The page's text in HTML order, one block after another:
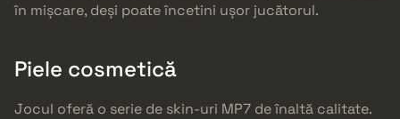
în mișcare, deși poate încetini ușor jucătorul.
Piele cosmetică
Jocul oferă o serie de skin-uri MP7 de înaltă calitate.